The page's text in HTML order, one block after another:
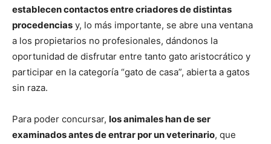
establecen contactos entre criadores de distintas
procedencias y, lo más importante, se abre una ventana
a los propietarios no profesionales, dándonos la
oportunidad de disfrutar entre tanto gato aristocrático y
participar en la categoría “gato de casa”, abierta a gatos
sin raza.
Para poder concursar, los animales han de ser
examinados antes de entrar por un veterinario, que